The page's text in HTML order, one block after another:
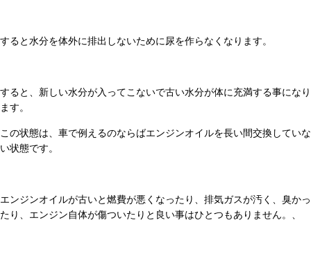
すると水分を体外に排出しないために尿を作らなくなります。
すると、新しい水分が入ってこないで古い水分が体に充満する事になり
ます。
この状態は、車で例えるのならばエンジンオイルを長い間交換していな
い状態です。
エンジンオイルが古いと燃費が悪くなったり、排気ガスが汚く、臭かっ
たり、エンジン自体が傷ついたりと良い事はひとつもありません。、